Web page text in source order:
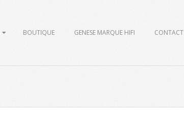
BOUTIQUE GENESE MARQUE HIFI CONTACT